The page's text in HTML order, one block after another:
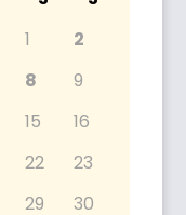
1
2
8
9
15
16
22
23
29
30